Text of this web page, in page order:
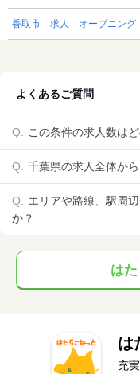
香取市 求人 オープニング
よくあるご質問
この条件の求人数は
千葉県の求人全体か
エリアや路線、駅周
か？
は
は
充